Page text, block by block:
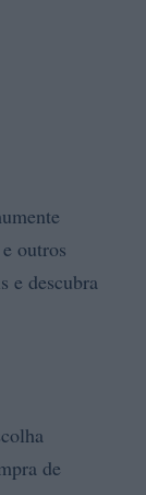
outros
e descubra
de